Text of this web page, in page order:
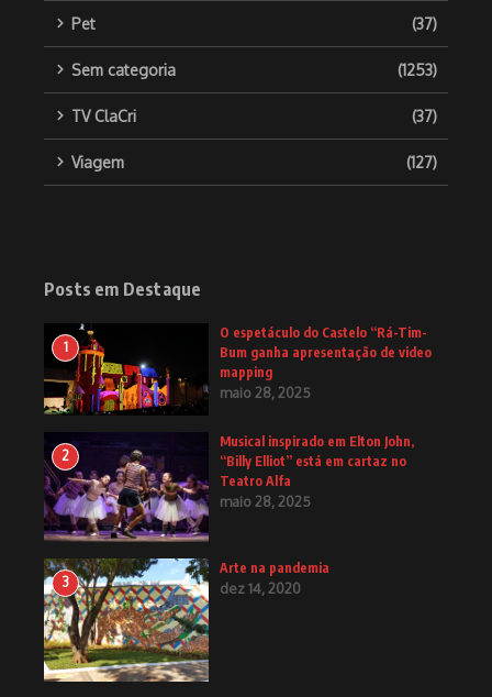
Pet (37)
Sem categoria (1253)
TV ClaCri (37)
Viagem (127)
Posts em Destaque
1
O espetáculo do Castelo “Rá-Tim-
Bum ganha apresentação de video
mapping
maio 28, 2025
2
Musical inspirado em Elton John,
“Billy Elliot” está em cartaz no
Teatro Alfa
maio 28, 2025
3
Arte na pandemia
dez 14, 2020